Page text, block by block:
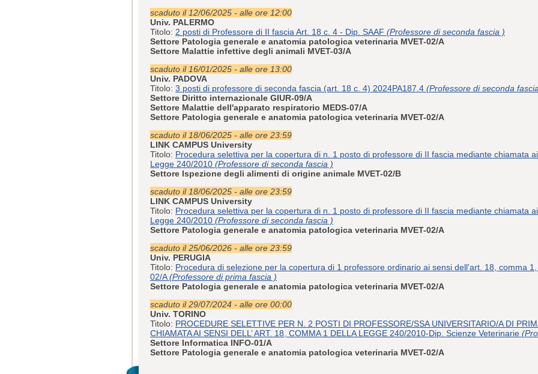
scaduto il 12/06/2025 - alle ore 12:00
Univ. PALERMO
Titolo: 2 posti di Professore di II fascia Art. 18 c. 4 - Dip. SAAF (Professore di seconda fascia )
Settore Patologia generale e anatomia patologica veterinaria MVET-02/A
Settore Malattie infettive degli animali MVET-03/A
scaduto il 16/01/2025 - alle ore 13:00
Univ. PADOVA
Titolo: 3 posti di professore di seconda fascia (art. 18 c. 4) 2024PA187.4 (Professore di seconda
Settore Diritto internazionale GIUR-09/A
Settore Malattie dell'apparato respiratorio MEDS-07/A
Settore Patologia generale e anatomia patologica veterinaria MVET-02/A
scaduto il 18/06/2025 - alle ore 23:59
LINK CAMPUS University
Titolo: Procedura selettiva per la copertura di n. 1 posto di professore di II fascia mediante chiamata
Legge 240/2010 (Professore di seconda fascia )
Settore Ispezione degli alimenti di origine animale MVET-02/B
scaduto il 18/06/2025 - alle ore 23:59
LINK CAMPUS University
Titolo: Procedura selettiva per la copertura di n. 1 posto di professore di II fascia mediante chiamata
Legge 240/2010 (Professore di seconda fascia )
Settore Patologia generale e anatomia patologica veterinaria MVET-02/A
scaduto il 25/06/2026 - alle ore 23:59
Univ. PERUGIA
Titolo: Procedura di selezione per la copertura di 1 professore ordinario ai sensi dell'art. 18, comma
02/A(Professore di prima fascia )
Settore Patologia generale e anatomia patologica veterinaria MVET-02/A
scaduto il 29/07/2024 - alle ore 00:00
Univ. TORINO
Titolo: PROCEDURE SELETTIVE PER N. 2 POSTI DI PROFESSORE/SSA UNIVERSITARIO/A DI
CHIAMATA AI SENSI DELL’ ART. 18, COMMA 1 DELLA LEGGE 240/2010-Dip. Scienze Veterinarie
Settore Informatica INFO-01/A
Settore Patologia generale e anatomia patologica veterinaria MVET-02/A